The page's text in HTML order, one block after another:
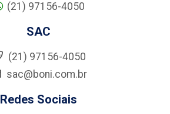
(21) 97156-4050
SAC
(21) 97156-4050
sac@boni.com.br
Redes Sociais